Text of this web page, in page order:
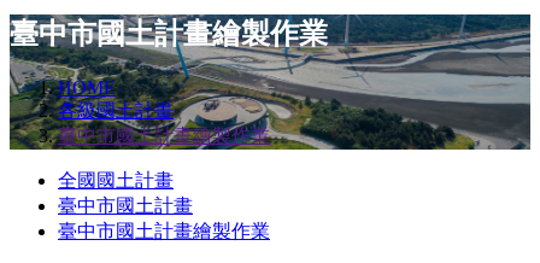
臺中市國土計畫繪製作業
HOME
各級國土計畫
臺中市國土計畫繪製作業
全國國土計畫
臺中市國土計畫
臺中市國土計畫繪製作業